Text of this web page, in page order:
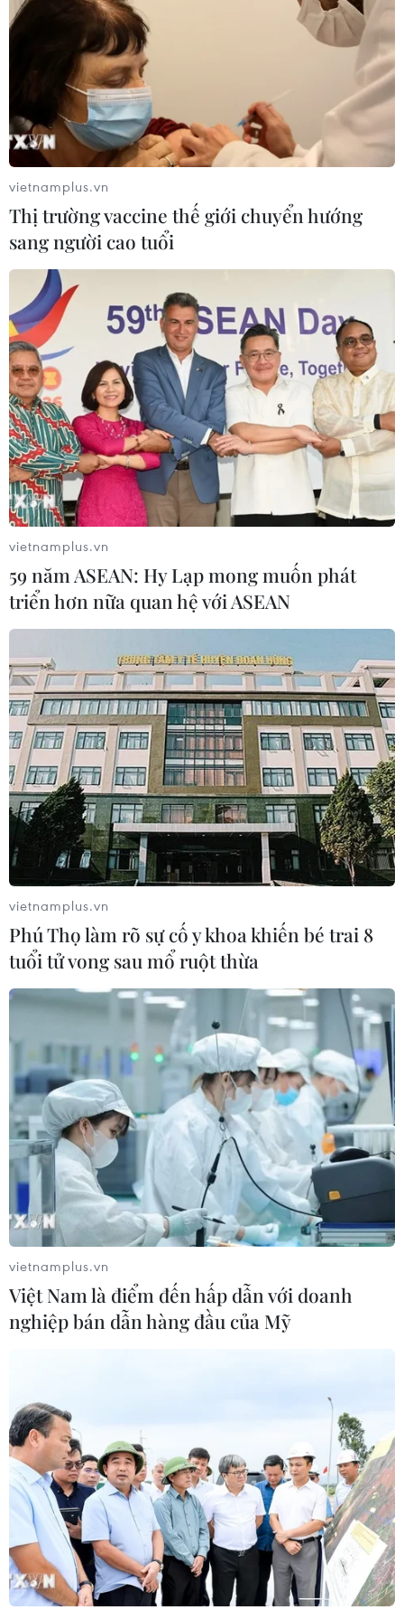
TIN CÙNG CHUYÊN MỤC
vietnamplus.vn
Thị trường vaccine thế giới chuyển hướng
sang người cao tuổi
vietnamplus.vn
59 năm ASEAN: Hy Lạp mong muốn phát
triển hơn nữa quan hệ với ASEAN
vietnamplus.vn
Phú Thọ làm rõ sự cố y khoa khiến bé trai 8
tuổi tử vong sau mổ ruột thừa
vietnamplus.vn
Việt Nam là điểm đến hấp dẫn với doanh
nghiệp bán dẫn hàng đầu của Mỹ